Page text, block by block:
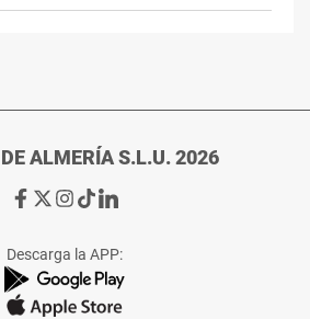
ALMERÍA S.L.U. 2026
Ir
de
La
Voz
Ir
de
La
Voz
Ir
de
La
Voz
Ir
de
La
Voz
Ir
de
La
Voz
Descarga la APP: